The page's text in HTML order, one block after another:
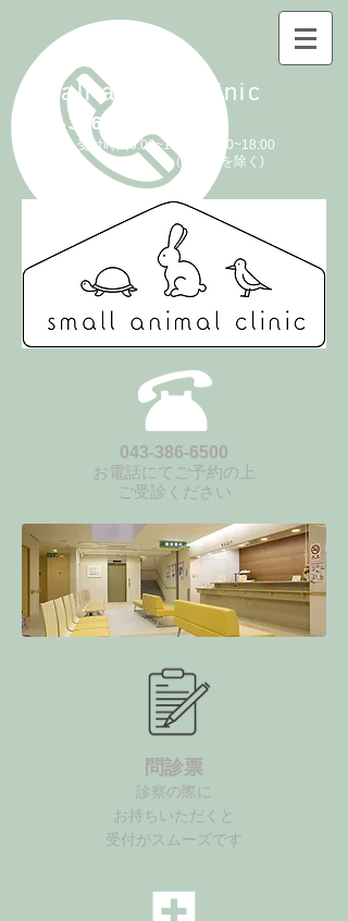
small animal clinic
043-386-6500
予約制 受付時間9:00~12:00/14:00~18:00
（休診日を除く)
043-386-6500
お電話にてご予約の上
​ご受診ください
問診票
診察の際に
お持ちいただくと
受付がスムーズです